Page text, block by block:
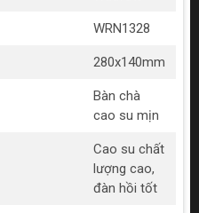
WRN1328
280x140mm
Bàn chà
cao su mịn
Cao su chất
lượng cao,
đàn hồi tốt